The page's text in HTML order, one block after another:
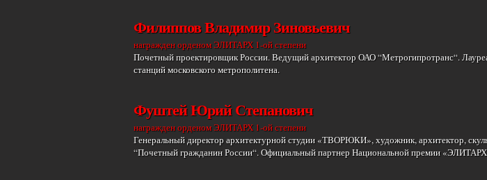
Филиппов Владимир Зиновьевич
награжден орденом ЭЛИТАРХ 1-ой степени
Почетный проектировщик России. Ведущий архитектор ОАО “Метрогипротранс“.
станций московского метрополитена.
Фуштей Юрий Степанович
награжден орденом ЭЛИТАРХ 1-ой степени
Генеральный директор архитектурной студии «ТВОРЮКИ», художник, архитектор,
“Почетный гражданин России“. Официальный партнер Национальной премии